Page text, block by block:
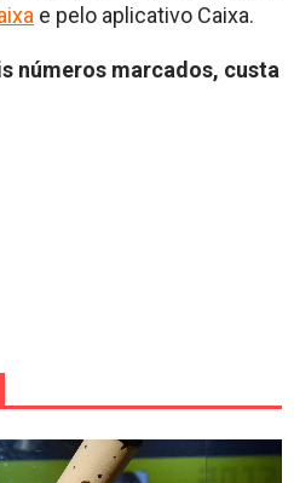
e pelo aplicativo Caixa.
números marcados, custa